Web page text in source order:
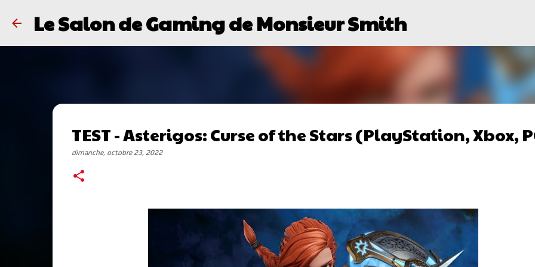
Passer au contenu principal
Le Salon de Gaming de Monsieur Smith
TEST - Asterigos: Curse of the Stars (PlayStation, Xbox,
dimanche, octobre 23, 2022